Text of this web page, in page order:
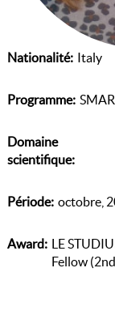
Nationalité Italy
Programme
Domaine
scientifique
Période octobre,
Award LE
Fellow